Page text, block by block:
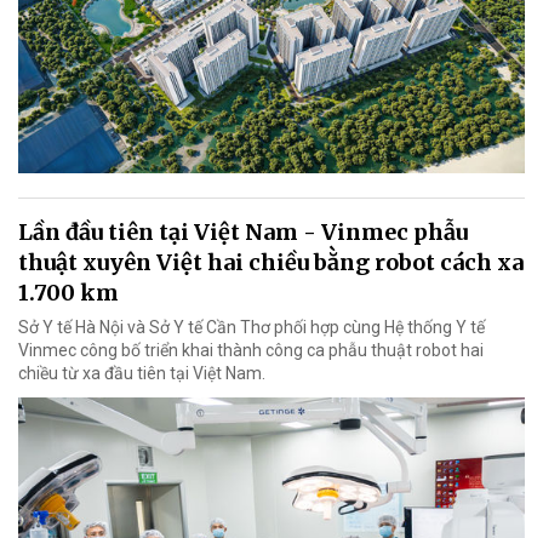
Lần đầu tiên tại Việt Nam - Vinmec phẫu
thuật xuyên Việt hai chiều bằng robot cách xa
1.700 km
Sở Y tế Hà Nội và Sở Y tế Cần Thơ phối hợp cùng Hệ thống Y tế
Vinmec công bố triển khai thành công ca phẫu thuật robot hai
chiều từ xa đầu tiên tại Việt Nam.